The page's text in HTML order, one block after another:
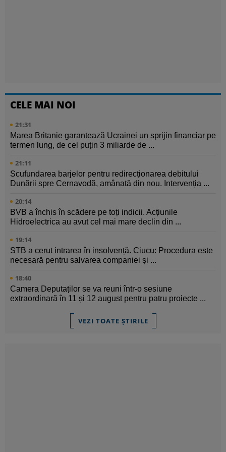
CELE MAI NOI
21:31
Marea Britanie garantează Ucrainei un sprijin financiar pe
termen lung, de cel puțin 3 miliarde de ...
21:11
Scufundarea barjelor pentru redirecționarea debitului
Dunării spre Cernavodă, amânată din nou. Intervenția ...
20:14
BVB a închis în scădere pe toți indicii. Acțiunile
Hidroelectrica au avut cel mai mare declin din ...
19:14
STB a cerut intrarea în insolvență. Ciucu: Procedura este
necesară pentru salvarea companiei și ...
18:40
Camera Deputaților se va reuni într-o sesiune
extraordinară în 11 și 12 august pentru patru proiecte ...
VEZI TOATE ȘTIRILE